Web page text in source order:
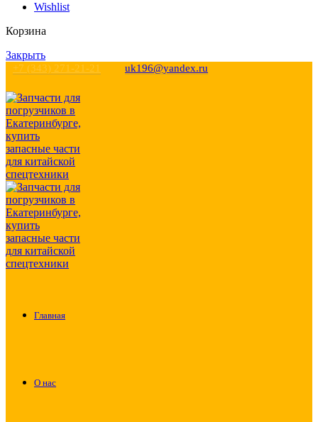
Wishlist
Корзина
Закрыть
+7 (343) 271-21-21 uk196@yandex.ru
Главная
О нас